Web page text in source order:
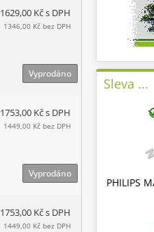
1629,00 Kčs DPH
1346,00 Kč bez DPH
Vyprodáno
1753,00 Kčs DPH
1449,00 Kč bez DPH
Vyprodáno
1753,00 Kčs DPH
1449,00 Kč bez DPH
Sleva ...
PHILIPS